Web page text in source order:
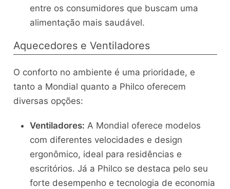
entre os consumidores que buscam uma
alimentação mais saudável.
Aquecedores e Ventiladores
O conforto no ambiente é uma prioridade, e
tanto a Mondial quanto a Philco oferecem
diversas opções:
Ventiladores: A Mondial oferece modelos
com diferentes velocidades e design
ergonômico, ideal para residências e
escritórios. Já a Philco se destaca pelo seu
forte desempenho e tecnologia de economia